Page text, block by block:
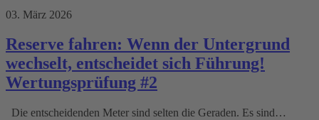
03. März 2026
Reserve fahren: Wenn der Untergrund
wechselt, entscheidet sich Führung!
Wertungsprüfung #2
Die entscheidenden Meter sind selten die Geraden. Es sind…